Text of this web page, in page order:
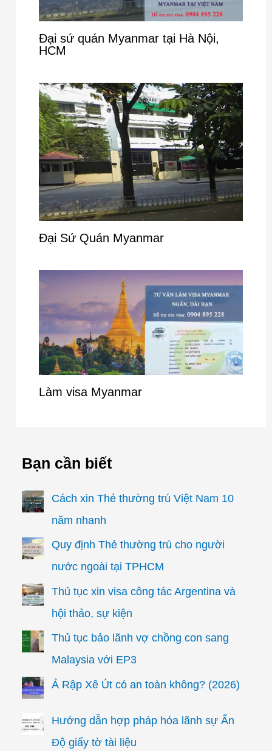
Đại sứ quán Myanmar tại Hà Nội,
HCM
Đại Sứ Quán Myanmar
Làm visa Myanmar
Bạn cần biết
Cách xin Thẻ thường trú Việt Nam 10
năm nhanh
Quy định Thẻ thường trú cho người
nước ngoài tại TPHCM
Thủ tục xin visa công tác Argentina và
hội thảo, sự kiện
Thủ tục bảo lãnh vợ chồng con sang
Malaysia với EP3
Ả Rập Xê Út có an toàn không? (2026)
Hướng dẫn hợp pháp hóa lãnh sự Ấn
Độ giấy tờ tài liệu